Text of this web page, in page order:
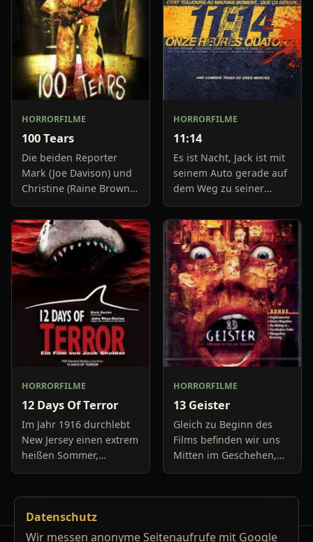
HORRORFILME
100 Tears
Die beiden Reporter
Mark (Joe Davison) und
Christine (Raine Brown)
haben keine Lust mehr
auf belanglose
Boulevard-Meldungen
und befassen sich
neuerdings mit Se
HORRORFILME
11:14
Es ist Nacht, Jack ist mit
seinem Auto gerade auf
dem Weg zu seiner
Freundin, um diese
abzuholen. Die Uhr im
Auto springt auf 11:14h,
genau in dem Moment
fäll
HORRORFILME
12 Days Of Terror
Im Jahr 1916 durchlebt
New Jersey einen extrem
heißen Sommer,
während in Europa der
Bewohner eines kleinen
Küstenortes leiden sehr
unter der
HORRORFILME
13 Geister
Gleich zu Beginn des
Films befinden wir uns
Mitten im Geschehen,
eine Gruppe von Leuten
Cyrus Kriticus und
Geisteraufspührer Rafk
Datenschutz
Wir messen anonyme Seitenaufrufe mit Google